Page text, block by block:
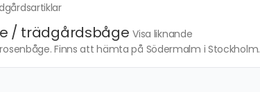
/ trädgårdsbåge Visa liknande
Finns att hämta på Södermalm i Stockholm.